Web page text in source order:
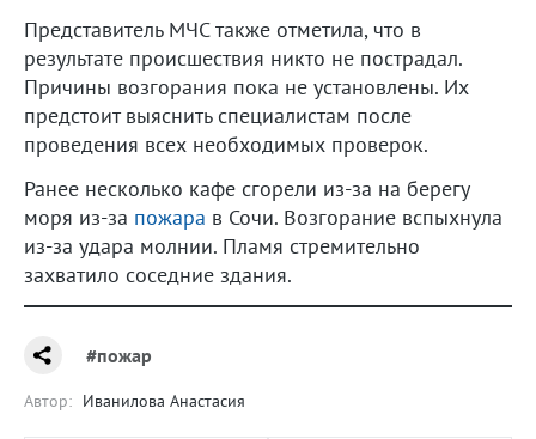
Представитель МЧС также отметила, что в
результате происшествия никто не пострадал.
Причины возгорания пока не установлены. Их
предстоит выяснить специалистам после
проведения всех необходимых проверок.
Ранее несколько кафе сгорели из-за на берегу
моря из-за пожара в Сочи. Возгорание вспыхнула
из-за удара молнии. Пламя стремительно
захватило соседние здания.
#пожар
Автор: Иванилова Анастасия